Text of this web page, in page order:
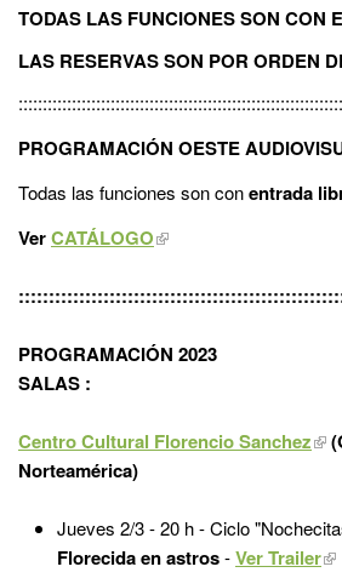
TODAS LAS FUNCIONES SON CON
LAS RESERVAS SON POR ORDEN
PROGRAMACIÓN OESTE
Todas las funciones son conentrada
VerCATÁLOGO
PROGRAMACIÓN 2023
SALAS :
Centro Cultural Florencio Sanchez
Norteamérica)
Jueves 2/3 - 20 h - Ciclo
Florecida en astros-Ver Trailer